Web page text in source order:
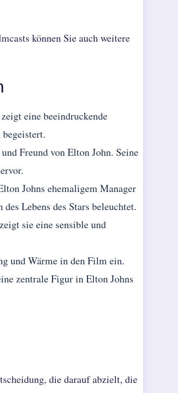
können Sie auchweitere
eine beeindruckende
Freund von Elton John. Seine
Johns ehemaligem Manager
Lebens des Stars beleuchtet.
sie eine sensible und
und Wärme in den Film ein.
zentrale Figur in Elton Johns
die darauf abzielt, die